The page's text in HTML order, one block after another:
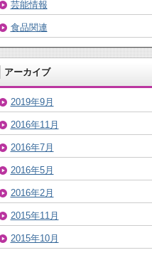
芸能情報
食品関連
アーカイブ
2019年9月
2016年11月
2016年7月
2016年5月
2016年2月
2015年11月
2015年10月